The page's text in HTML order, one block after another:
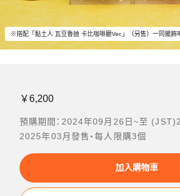
※搭配「黏土人 瓦豆魯迪 卡比咖啡廳Ver.」（另售）一同擺飾
￥6,200
預購期間：2024年09月26日~至
2025年03月發售・每人限購3個
加入購物車